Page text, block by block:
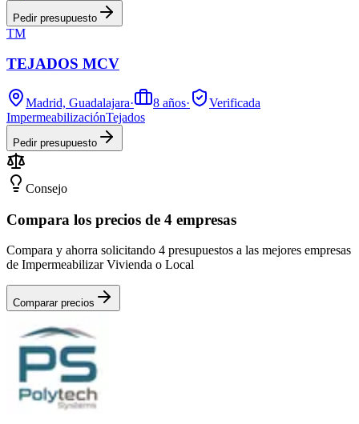
Pedir presupuesto
TM
TEJADOS MCV
Madrid, Guadalajara· 8 años·
Verificada
ImpermeabilizaciónTejados
Pedir presupuesto
Consejo
Compara los precios de 4 empresas
Compara y ahorra solicitando 4 presupuestos a las mejores empresas
de Impermeabilizar Vivienda o Local
Comparar precios